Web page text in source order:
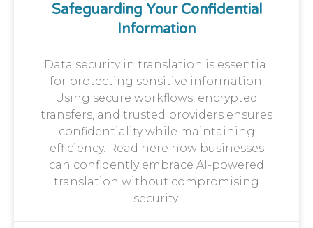
Safeguarding Your Confidential
Information
Data security in translation is essential
for protecting sensitive information.
Using secure workflows, encrypted
transfers, and trusted providers ensures
confidentiality while maintaining
efficiency. Read here how businesses
can confidently embrace AI-powered
translation without compromising
security.